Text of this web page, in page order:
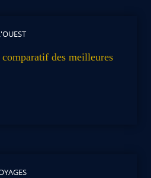
des meilleures